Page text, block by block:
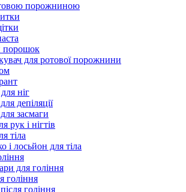
порожниною
порошок
для ротової порожнини
ніг
депіляції
засмаги
рук і нігтів
тіла
і лосьйон для тіла
для гоління
гоління
гоління